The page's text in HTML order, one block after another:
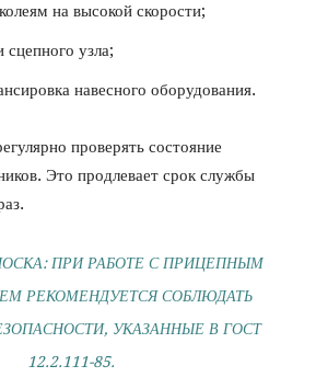
на высокой скорости;
сцепного узла;
навесного оборудования.
проверять состояние
Это продлевает срок службы
ПРИ РАБОТЕ С ПРИЦЕПНЫМ
РЕКОМЕНДУЕТСЯ СОБЛЮДАТЬ
УКАЗАННЫЕ В ГОСТ
12.2.111-85.